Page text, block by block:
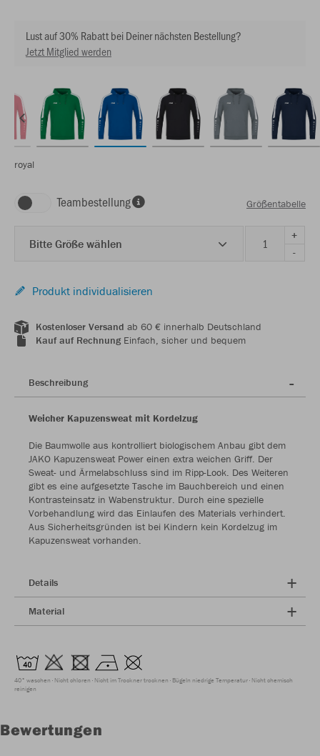
Lust auf 30% Rabatt bei Deiner nächsten Bestellung?
Jetzt Mitglied werden
royal
Teambestellung Größentabelle
Bitte Größe wählen
+
-
Produkt individualisieren
Kostenloser Versand ab 60 € innerhalb Deutschland
Kauf auf RechnungEinfach, sicher und bequem
Beschreibung
Weicher Kapuzensweat mit Kordelzug
Die Baumwolle aus kontrolliert biologischem Anbau gibt dem
JAKO Kapuzensweat Power einen extra weichen Griff. Der
Sweat- und Ärmelabschluss sind im Ripp-Look. Des Weiteren
gibt es eine aufgesetzte Tasche im Bauchbereich und einen
Kontrasteinsatz in Wabenstruktur. Durch eine spezielle
Vorbehandlung wird das Einlaufen des Materials verhindert.
Aus Sicherheitsgründen ist bei Kindern kein Kordelzug im
Kapuzensweat vorhanden.
Details
Material
40° waschen Nicht chloren Nicht im Trockner trocknen Bügeln niedrige Temperatur Nicht chemisch
reinigen
Bewertungen